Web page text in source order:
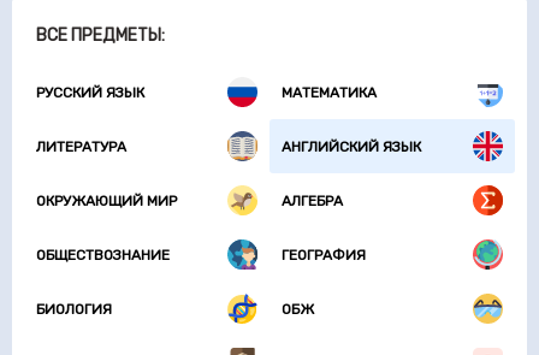
ВСЕ ПРЕДМЕТЫ:
РУССКИЙ ЯЗЫК МАТЕМАТИКА
ЛИТЕРАТУРА АНГЛИЙСКИЙ ЯЗЫК
ОКРУЖАЮЩИЙ МИР АЛГЕБРА
ОБЩЕСТВОЗНАНИЕ ГЕОГРАФИЯ
БИОЛОГИЯ ОБЖ